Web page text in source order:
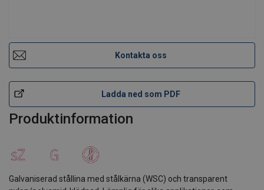
Kontakta oss
Ladda ned som PDF
Produktinformation
Galvaniserad stållina med stålkärna (WSC) och transparent